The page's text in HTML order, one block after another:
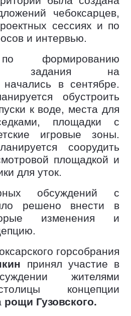
чебоксарцев,
сессиях и по
и интервью.
формированию
задания на
начались в сентябре.
обустроить
к воде, места для
площадки с
игровые зоны.
соорудить
площадкой и
для уток.
обсуждений с
решено внести в
изменения и
горсобрания
принял участие в
жителями
концепции
рощи Гузовского.